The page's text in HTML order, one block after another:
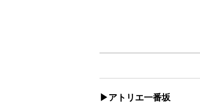
▶︎アトリエ一番坂